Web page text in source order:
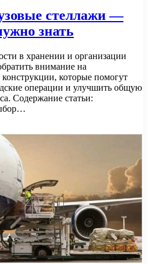
стеллажи —
знать
в хранении и организации
внимание на
которые помогут
операции и улучшить общую
Содержание статьи: